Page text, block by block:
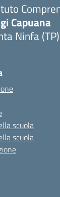
Capuana
Ninfa (TP)
scuola
scuola